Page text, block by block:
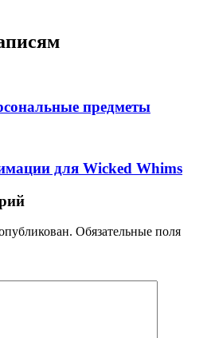
предметы
для Wicked Whims
Обязательные поля